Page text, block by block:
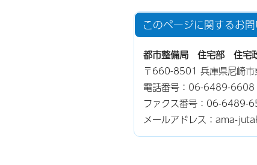
このページに関するお
都市整備局 住宅部 住宅
〒660-8501 兵庫県尼崎
電話番号： 06-6489-6608
ファクス番号：06-6489-
メールアドレス：ama-